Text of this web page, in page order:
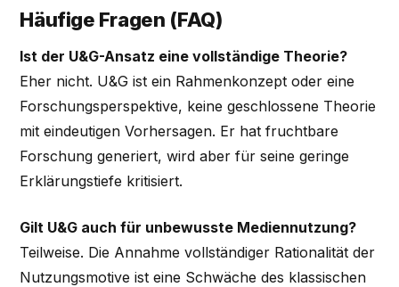
Häufige Fragen (FAQ)
Ist der U&G-Ansatz eine vollständige Theorie?
Eher nicht. U&G ist ein Rahmenkonzept oder eine
Forschungsperspektive, keine geschlossene Theorie
mit eindeutigen Vorhersagen. Er hat fruchtbare
Forschung generiert, wird aber für seine geringe
Erklärungstiefe kritisiert.
Gilt U&G auch für unbewusste Mediennutzung?
Teilweise. Die Annahme vollständiger Rationalität der
Nutzungsmotive ist eine Schwäche des klassischen